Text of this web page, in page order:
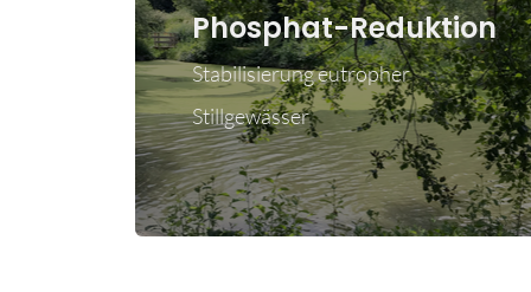
Cyanobakterien-
und Algenkontrolle
für Bade- und Freizeitgewässer
Unterbindung von Cyanobakterien, Algen,
Faulschlamm
zum Projekt